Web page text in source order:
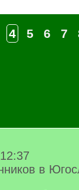
4 5 6 7
в